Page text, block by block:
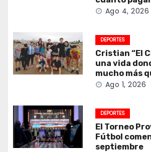
Ago 4, 2026
DEPORTES
Cristian “El
una vida
mucho más
Ago 1, 2026
DEPORTES
El Torneo
Fútbol
septiembre